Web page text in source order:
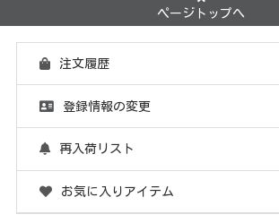
ページトップへ
注文履歴
登録情報の変更
再入荷リスト
お気に入りアイテム